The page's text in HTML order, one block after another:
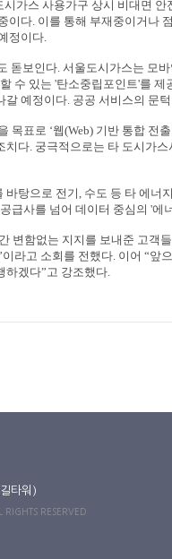
시가스 사용가구 상시 비대면 안
이다. 이를 통해 부재중이거나
정이다.
돋보인다. 서울도시가스는 모
수 있는 '탄소중립포인트'를 제
갈 예정이다. 공공 서비스의 문
목표로 ‘웹(Web) 기반 통합 전
치다. 궁극적으로는 타 도시가
바탕으로 전기, 수도 등 타 에너
급사를 넘어 데이터 중심의 '에
변함없는 지지를 보내준 고객
이라고 소회를 전했다. 이어 “앞
하겠다”고 강조했다.
타워)
RESERVED